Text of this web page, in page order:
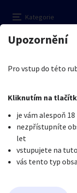
Kategorie
Auto-moto
Stroje a nářadí
Sběratelství
Erotika
Je nám líto,
Studentka
Prodávající
Pošlete uživateli
Nahlásit
Upozornění
Pro vstup do této
Kliknutím na
je vám alespoň
nezpřístupníte
let
vstupujete na
vás tento typ